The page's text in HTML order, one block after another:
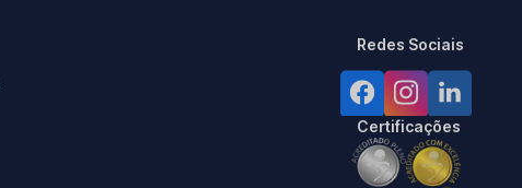
Redes Sociais
Certificações